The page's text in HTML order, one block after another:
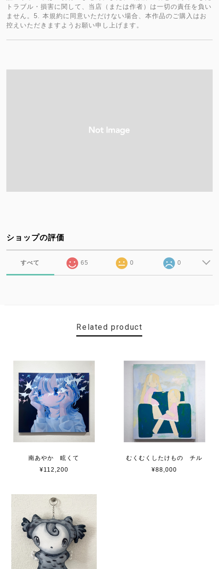
トラブル・損害に関して、当店（または作者）は一切の責任を負い
ません。5. 本規約に同意いただけない場合、本作品のご購入はお
控えいただきますようお願い申し上げます。
ショップの評価
すべて 65 0 0
Related product
南あやか 眩くて
¥112,200
むくむくしたけもの チル
¥88,000